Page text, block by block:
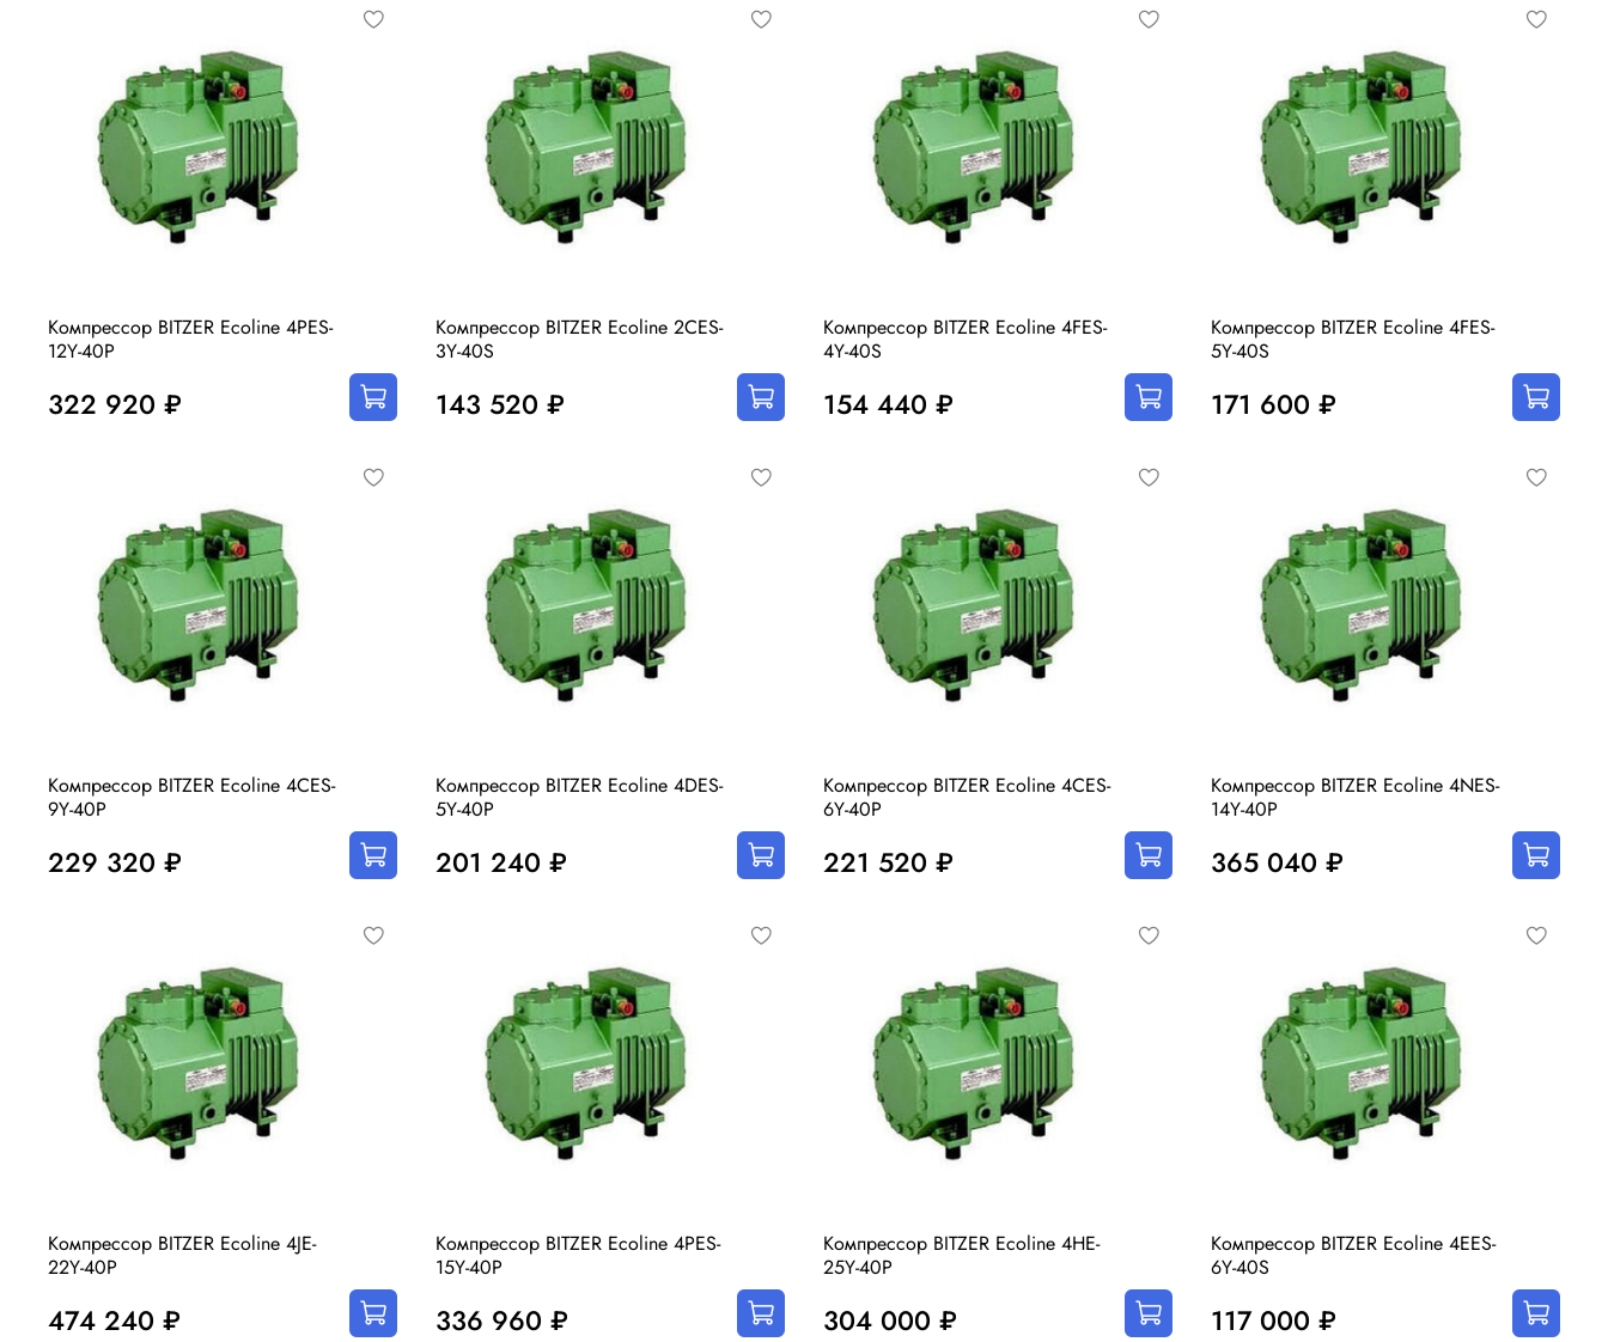
Компрессор BITZER Ecoline 4PES-
12Y-40P
322 920 ₽
Компрессор BITZER Ecoline 2CES-
3Y-40S
143 520 ₽
Компрессор BITZER Ecoline 4FES-
4Y-40S
154 440 ₽
Компрессор BITZER Ecoline 4FES-
5Y-40S
171 600 ₽
Компрессор BITZER Ecoline 4CES-
9Y-40P
229 320 ₽
Компрессор BITZER Ecoline 4DES-
5Y-40P
201 240 ₽
Компрессор BITZER Ecoline 4CES-
6Y-40P
221 520 ₽
Компрессор BITZER Ecoline 4NES-
14Y-40P
365 040 ₽
Компрессор BITZER Ecoline 4JE-
22Y-40P
474 240 ₽
Компрессор BITZER Ecoline 4PES-
15Y-40P
336 960 ₽
Компрессор BITZER Ecoline 4HE-
25Y-40P
304 000 ₽
Компрессор BITZER Ecoline 4EES-
6Y-40S
117 000 ₽